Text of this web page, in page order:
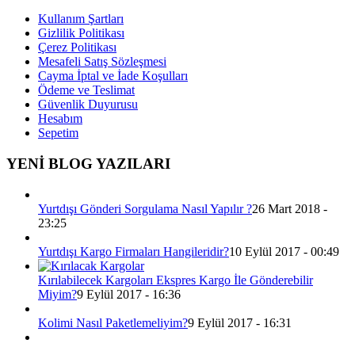
Kullanım Şartları
Gizlilik Politikası
Çerez Politikası
Mesafeli Satış Sözleşmesi
Cayma İptal ve İade Koşulları
Ödeme ve Teslimat
Güvenlik Duyurusu
Hesabım
Sepetim
YENİ BLOG YAZILARI
Yurtdışı Gönderi Sorgulama Nasıl Yapılır ?26 Mart 2018 -
23:25
Yurtdışı Kargo Firmaları Hangileridir?10 Eylül 2017 - 00:49
Kırılabilecek Kargoları Ekspres Kargo İle Gönderebilir
Miyim?9 Eylül 2017 - 16:36
Kolimi Nasıl Paketlemeliyim?9 Eylül 2017 - 16:31